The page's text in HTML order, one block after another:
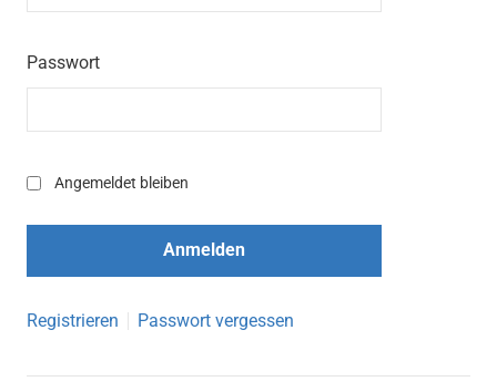
Passwort
Angemeldet bleiben
Registrieren Passwort vergessen